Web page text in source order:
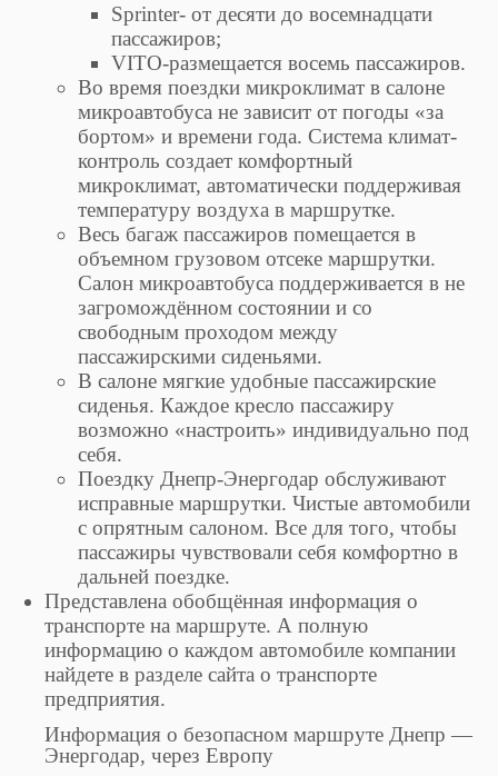
Sprinter- от десяти до восемнадцати
пассажиров;
VITO-размещается восемь пассажиров.
Во время поездки микроклимат в салоне
микроавтобуса не зависит от погоды «за
бортом» и времени года. Система климат-
контроль создает комфортный
микроклимат, автоматически поддерживая
температуру воздуха в маршрутке.
Весь багаж пассажиров помещается в
объемном грузовом отсеке маршрутки.
Салон микроавтобуса поддерживается в не
загромождённом состоянии и со
свободным проходом между
пассажирскими сиденьями.
В салоне мягкие удобные пассажирские
сиденья. Каждое кресло пассажиру
возможно «настроить» индивидуально под
себя.
Поездку Днепр-Энергодар обслуживают
исправные маршрутки. Чистые автомобили
с опрятным салоном. Все для того, чтобы
пассажиры чувствовали себя комфортно в
дальней поездке.
Представлена обобщённая информация о
транспорте на маршруте. А полную
информацию о каждом автомобиле компании
найдете в разделе сайта о транспорте
предприятия.
Информация о безопасном маршруте Днепр —
Энергодар, через Европу